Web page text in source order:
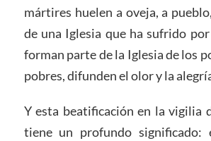
mártires huelen a oveja, a
de una Iglesia que ha sufrido
forman parte de la Iglesia de los
pobres, difunden el olor y la
Y esta beatificación en la vigilia
tiene un profundo significado: